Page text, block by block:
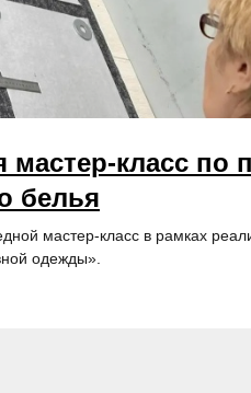
класс по
белья
мастер-класс в рамках
одежды».